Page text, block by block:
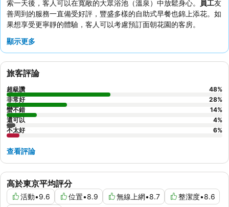
索一天後，客人可以在寬敞的大眾浴池（溫泉）中放鬆身心。
員工友
善周到的服務一直備受好評，豐盛多樣的自助式早餐也錦上添花。如
果想享受更寧靜的體驗，客人可以考慮預訂面朝花園的客房。
顯示更多
高於東京平均評分
活動•9.6 位置•8.9 無線上網•8.7 整潔度•8.6
旅客評論
超級讚 48%
非常好
28%
蠻不錯
14%
還可以
4%
不太好
6%
查看評論